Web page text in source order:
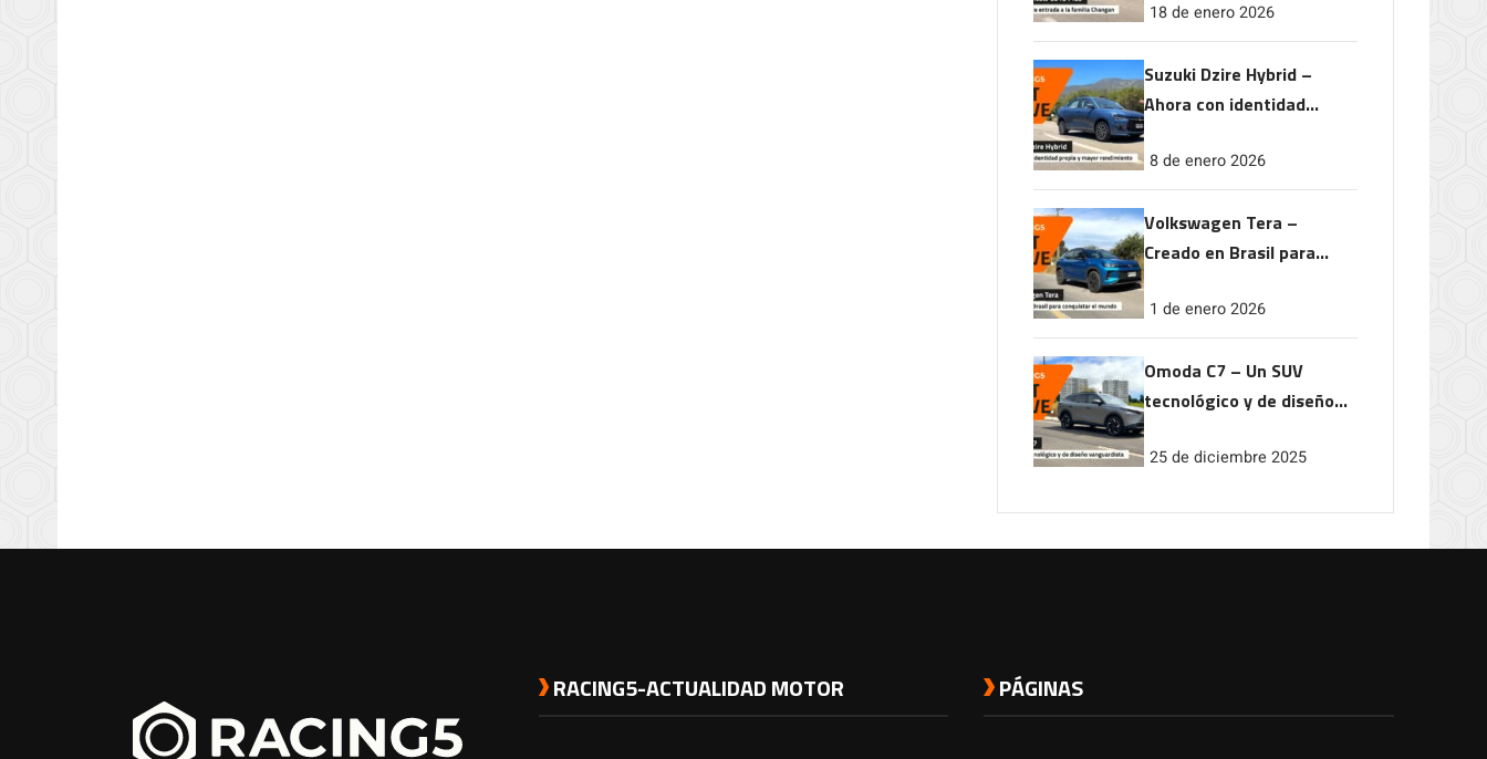
18 de enero 2026
Suzuki Dzire Hybrid –
Ahora con identidad
rendimiento
8 de enero 2026
Volkswagen Tera –
Creado en Brasil para
1 de enero 2026
Omoda C7 – Un SUV
tecnológico y de diseño
25 de diciembre 2025
RACING5-ACTUALIDAD MOTOR PÁGINAS